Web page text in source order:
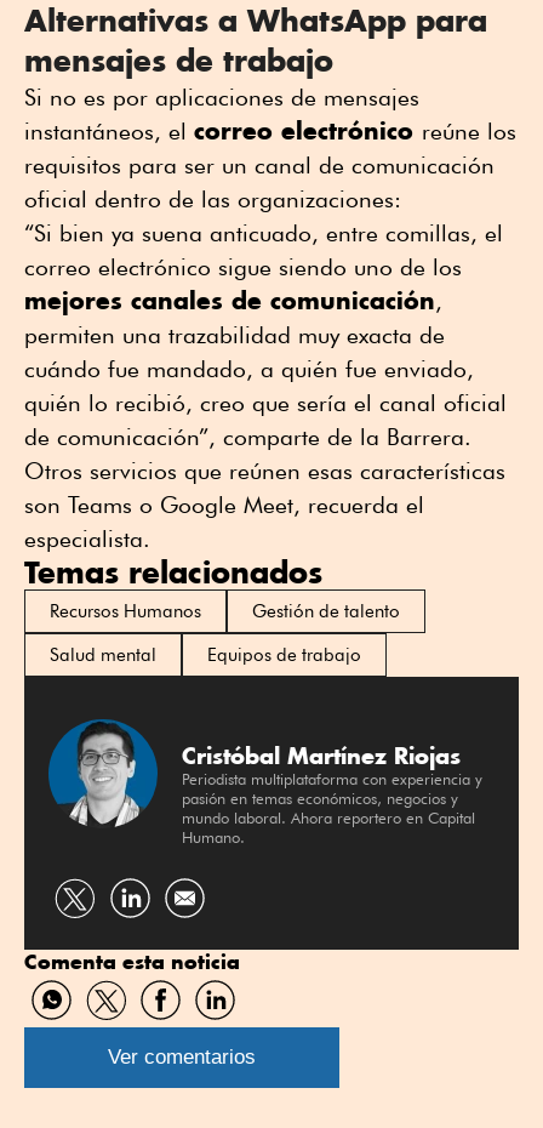
Alternativas a WhatsApp para
mensajes de trabajo
Si no es por aplicaciones de mensajes
instantáneos, el correo electrónico reúne los
requisitos para ser un canal de comunicación
oficial dentro de las organizaciones:
“Si bien ya suena anticuado, entre comillas, el
correo electrónico sigue siendo uno de los
mejores canales de comunicación,
permiten una trazabilidad muy exacta de
cuándo fue mandado, a quién fue enviado,
quién lo recibió, creo que sería el canal oficial
de comunicación”, comparte de la Barrera.
Otros servicios que reúnen esas características
son Teams o Google Meet, recuerda el
especialista.
Temas relacionados
Recursos Humanos
Gestión de talento
Salud mental
Equipos de trabajo
Cristóbal Martínez Riojas
Periodista multiplataforma con experiencia y
pasión en temas económicos, negocios y
mundo laboral. Ahora reportero en Capital
Humano.
Compartir
Twitter
Compartir
Linkedin
Comenta esta noticia
Compartir
por
WhatsApp
Compartir
por
Twitter
Compartir
por
Facebook
Compartir
por
Linkedin
Ver comentarios